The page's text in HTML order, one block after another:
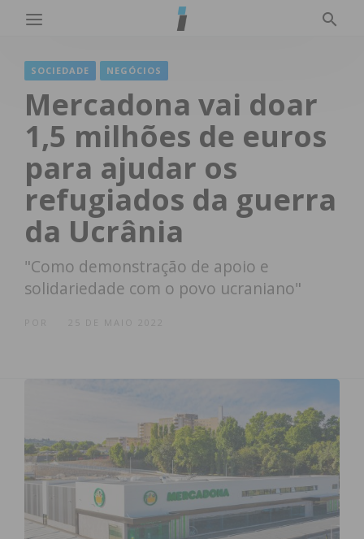
SOCIEDADE NEGÓCIOS
Mercadona vai doar
1,5 milhões de euros
para ajudar os
refugiados da guerra
da Ucrânia
"Como demonstração de apoio e
solidariedade com o povo ucraniano"
25 DE MAIO 2022